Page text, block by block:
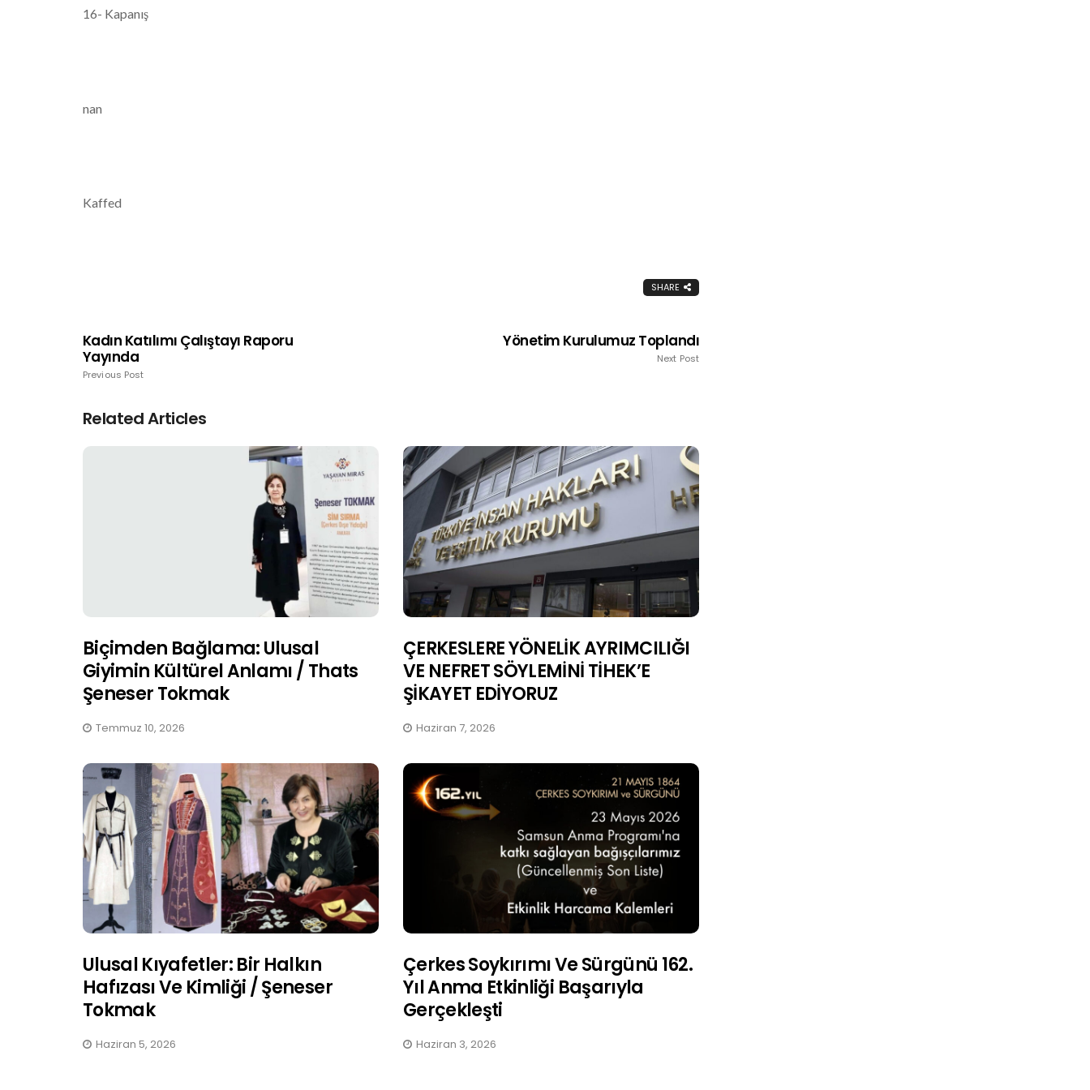
16- Kapanış
nan
Kaffed
SHARE
Kadın Katılımı Çalıştayı Raporu
Yayında
Previous Post
Yönetim Kurulumuz Toplandı
Next Post
Related Articles
Biçimden Bağlama: Ulusal
Giyimin Kültürel Anlamı / Thats
Şeneser Tokmak
Temmuz 10, 2026
ÇERKESLERE YÖNELİK AYRIMCILIĞI
VE NEFRET SÖYLEMİNİ TİHEK’E
ŞİKAYET EDİYORUZ
Haziran 7, 2026
Ulusal Kıyafetler: Bir Halkın
Hafızası Ve Kimliği / Şeneser
Tokmak
Haziran 5, 2026
Çerkes Soykırımı Ve Sürgünü 162.
Yıl Anma Etkinliği Başarıyla
Gerçekleşti
Haziran 3, 2026